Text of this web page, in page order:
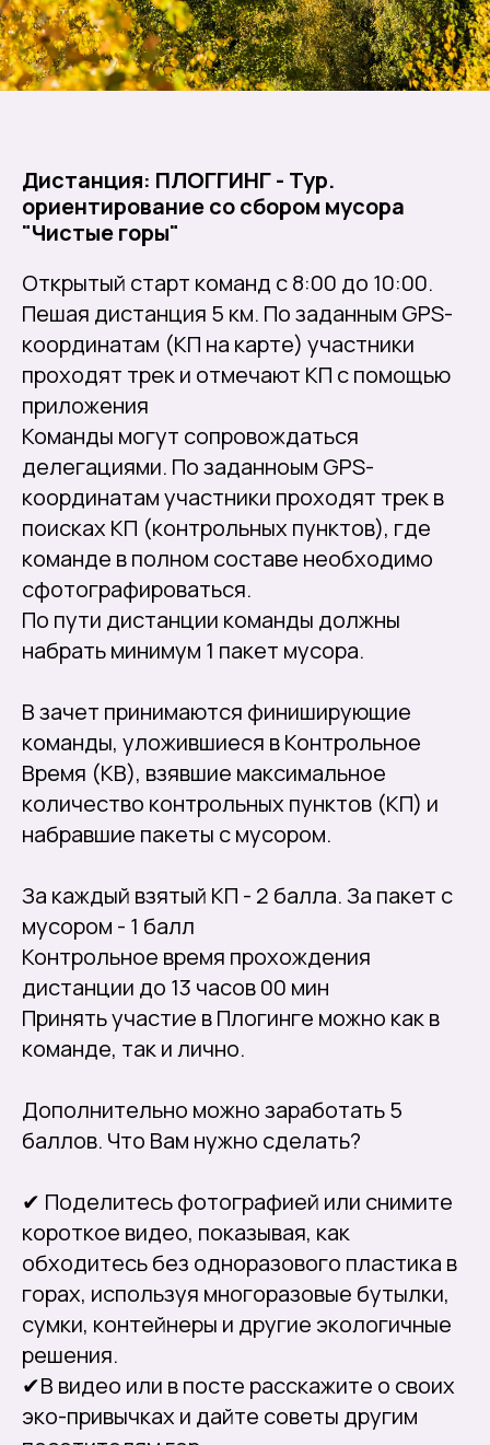
Дистанция: ПЛОГГИНГ - Тур.
ориентирование со сбором мусора
"Чистые горы"
Открытый старт команд с 8:00 до 10:00.
Пешая дистанция 5 км. По заданным GPS-
координатам (КП на карте) участники
проходят трек и отмечают КП с помощью
приложения
Команды могут сопровождаться
делегациями. По заданноым GPS-
координатам участники проходят трек в
поисках КП (контрольных пунктов), где
команде в полном составе необходимо
сфотографироваться.
По пути дистанции команды должны
набрать минимум 1 пакет мусора.
В зачет принимаются финиширующие
команды, уложившиеся в Контрольное
Время (КВ), взявшие максимальное
количество контрольных пунктов (КП) и
набравшие пакеты с мусором.
За каждый взятый КП - 2 балла. За пакет с
мусором - 1 балл
Контрольное время прохождения
дистанции до 13 часов 00 мин
Принять участие в Плогинге можно как в
команде, так и лично.
Дополнительно можно заработать 5
баллов. Что Вам нужно сделать?
✔ Поделитесь фотографией или снимите
короткое видео, показывая, как
обходитесь без одноразового пластика в
горах, используя многоразовые бутылки,
сумки, контейнеры и другие экологичные
решения.
✔В видео или в посте расскажите о своих
эко-привычках и дайте советы другим